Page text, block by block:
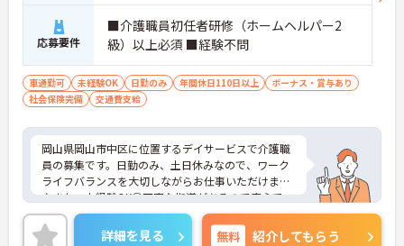
応募要件
■介護職員初任者研修（ホームヘルパー2
級）以上必須 ■経験不問
車通勤可 未経験OK 日勤のみ 年間休日110日以上
ボーナス・賞与あり
社会保険完備
交通費支給
岡山県岡山市中区に位置するデイサービスで介護職
員の募集です。日勤のみ、土日休みなので、ワーク
ライフバランスを大切しながらお仕事いただけます
♪また、未経験OK◎丁寧な指導があるので安心で
す！ご興味のある方はご面接のポイントお伝えしま
すのでご気軽にお問い合わせください。
詳細を見る 無料 紹介してもらう